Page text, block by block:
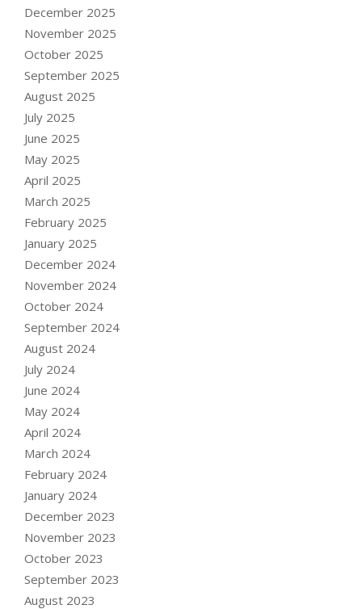
December 2025
November 2025
October 2025
September 2025
August 2025
July 2025
June 2025
May 2025
April 2025
March 2025
February 2025
January 2025
December 2024
November 2024
October 2024
September 2024
August 2024
July 2024
June 2024
May 2024
April 2024
March 2024
February 2024
January 2024
December 2023
November 2023
October 2023
September 2023
August 2023